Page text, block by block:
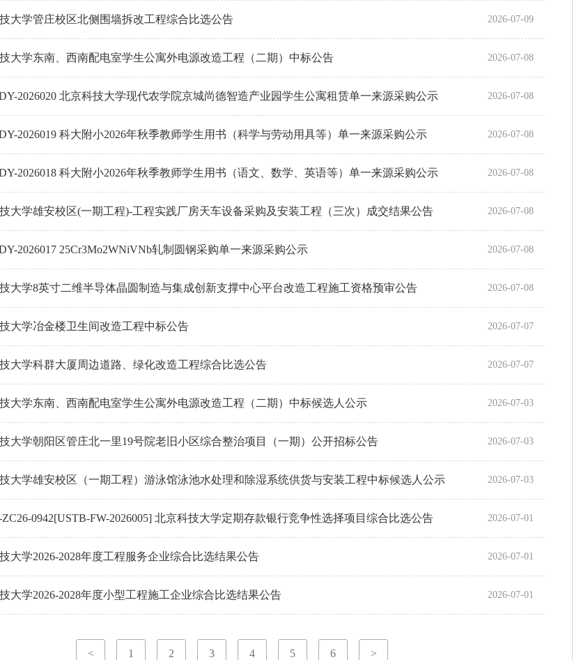
大学管庄校区北侧围墙拆改工程综合比选公告 2026-07-09
大学东南、西南配电室学生公寓外电源改造工程（二期）中标公告 2026-07-08
2026020 北京科技大学现代农学院京城尚德智造产业园学生公寓租赁单一来源采购公示 2026-07-08
2026019 科大附小2026年秋季教师学生用书（科学与劳动用具等）单一来源采购公示 2026-07-08
2026018 科大附小2026年秋季教师学生用书（语文、数学、英语等）单一来源采购公示 2026-07-08
大学雄安校区(一期工程)-工程实践厂房天车设备采购及安装工程（三次）成交结果公告 2026-07-08
2026017 25Cr3Mo2WNiVNb轧制圆钢采购单一来源采购公示 2026-07-08
大学8英寸二维半导体晶圆制造与集成创新支撑中心平台改造工程施工资格预审公告 2026-07-08
大学冶金楼卫生间改造工程中标公告 2026-07-07
大学科群大厦周边道路、绿化改造工程综合比选公告 2026-07-07
大学东南、西南配电室学生公寓外电源改造工程（二期）中标候选人公示 2026-07-03
大学朝阳区管庄北一里19号院老旧小区综合整治项目（一期）公开招标公告 2026-07-03
大学雄安校区（一期工程）游泳馆泳池水处理和除湿系统供货与安装工程中标候选人公示 2026-07-03
0942[USTB-FW-2026005] 北京科技大学定期存款银行竞争性选择项目综合比选公告 2026-07-01
大学2026-2028年度工程服务企业综合比选结果公告 2026-07-01
大学2026-2028年度小型工程施工企业综合比选结果公告 2026-07-01
< 1 2 3 4 5 6 >